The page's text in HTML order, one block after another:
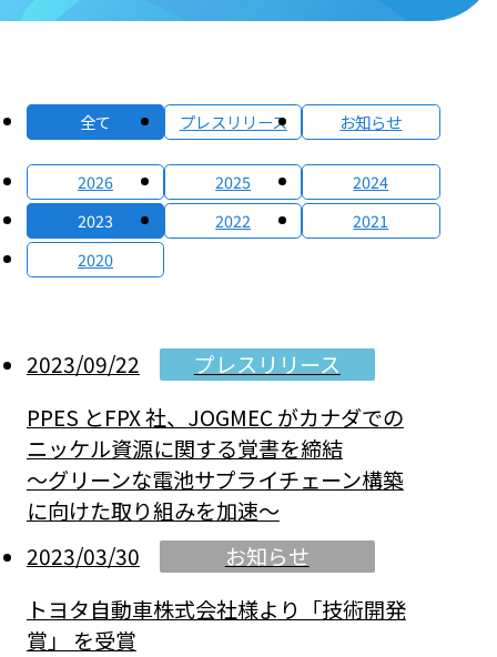
全て プレスリリース お知らせ
2026 2025
2024
2023
2022
2021
2020
2023/09/22
プレスリリース
PPES とFPX 社、JOGMEC がカナダでの
ニッケル資源に関する覚書を締結
～グリーンな電池サプライチェーン構築
に向けた取り組みを加速～
2023/03/30
お知らせ
トヨタ自動車株式会社様より「技術開発
賞」 を受賞